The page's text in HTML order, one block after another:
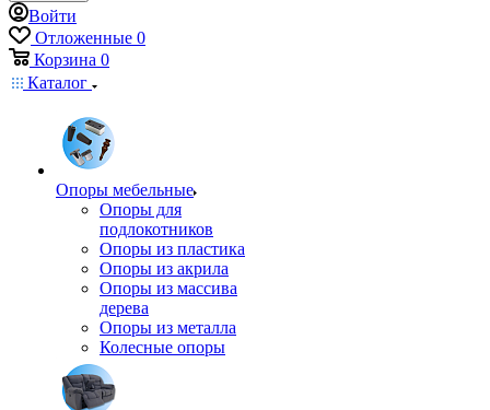
Войти
Отложенные 0
Корзина 0
Каталог
Опоры мебельные
Опоры для
подлокотников
Опоры из пластика
Опоры из акрила
Опоры из массива
дерева
Опоры из металла
Колесные опоры